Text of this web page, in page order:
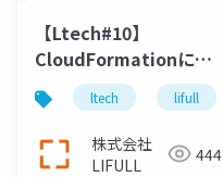
【Ltech#10】
CloudFormationによ
るLIFULL HOME'Sサイ
ト問い合わせ情報登録
APIの構築と管理
ltech lifull
株式会社
LIFULL
444